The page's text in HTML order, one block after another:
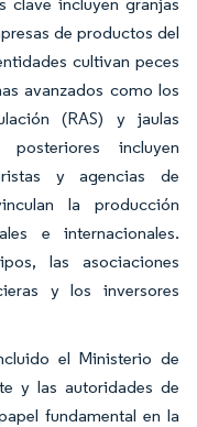
de productos del
cultivan peces
avanzados como los
(RAS) y jaulas
incluyen
y agencias de
la producción
e internacionales.
las asociaciones
y los inversores
el Ministerio de
y las autoridades de
fundamental en la